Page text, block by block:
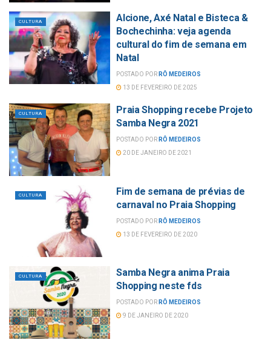
CULTURA
Alcione, Axé Natal e Bisteca &
Bochechinha: veja agenda
cultural do fim de semana em
Natal
POSTADO POR RÔ MEDEIROS
13 DE FEVEREIRO DE 2025
CULTURA
Praia Shopping recebe Projeto
Samba Negra 2021
POSTADO POR RÔ MEDEIROS
20 DE JANEIRO DE 2021
CULTURA
Fim de semana de prévias de
carnaval no Praia Shopping
POSTADO POR RÔ MEDEIROS
13 DE FEVEREIRO DE 2020
CULTURA
Samba Negra anima Praia
Shopping neste fds
POSTADO POR RÔ MEDEIROS
9 DE JANEIRO DE 2020